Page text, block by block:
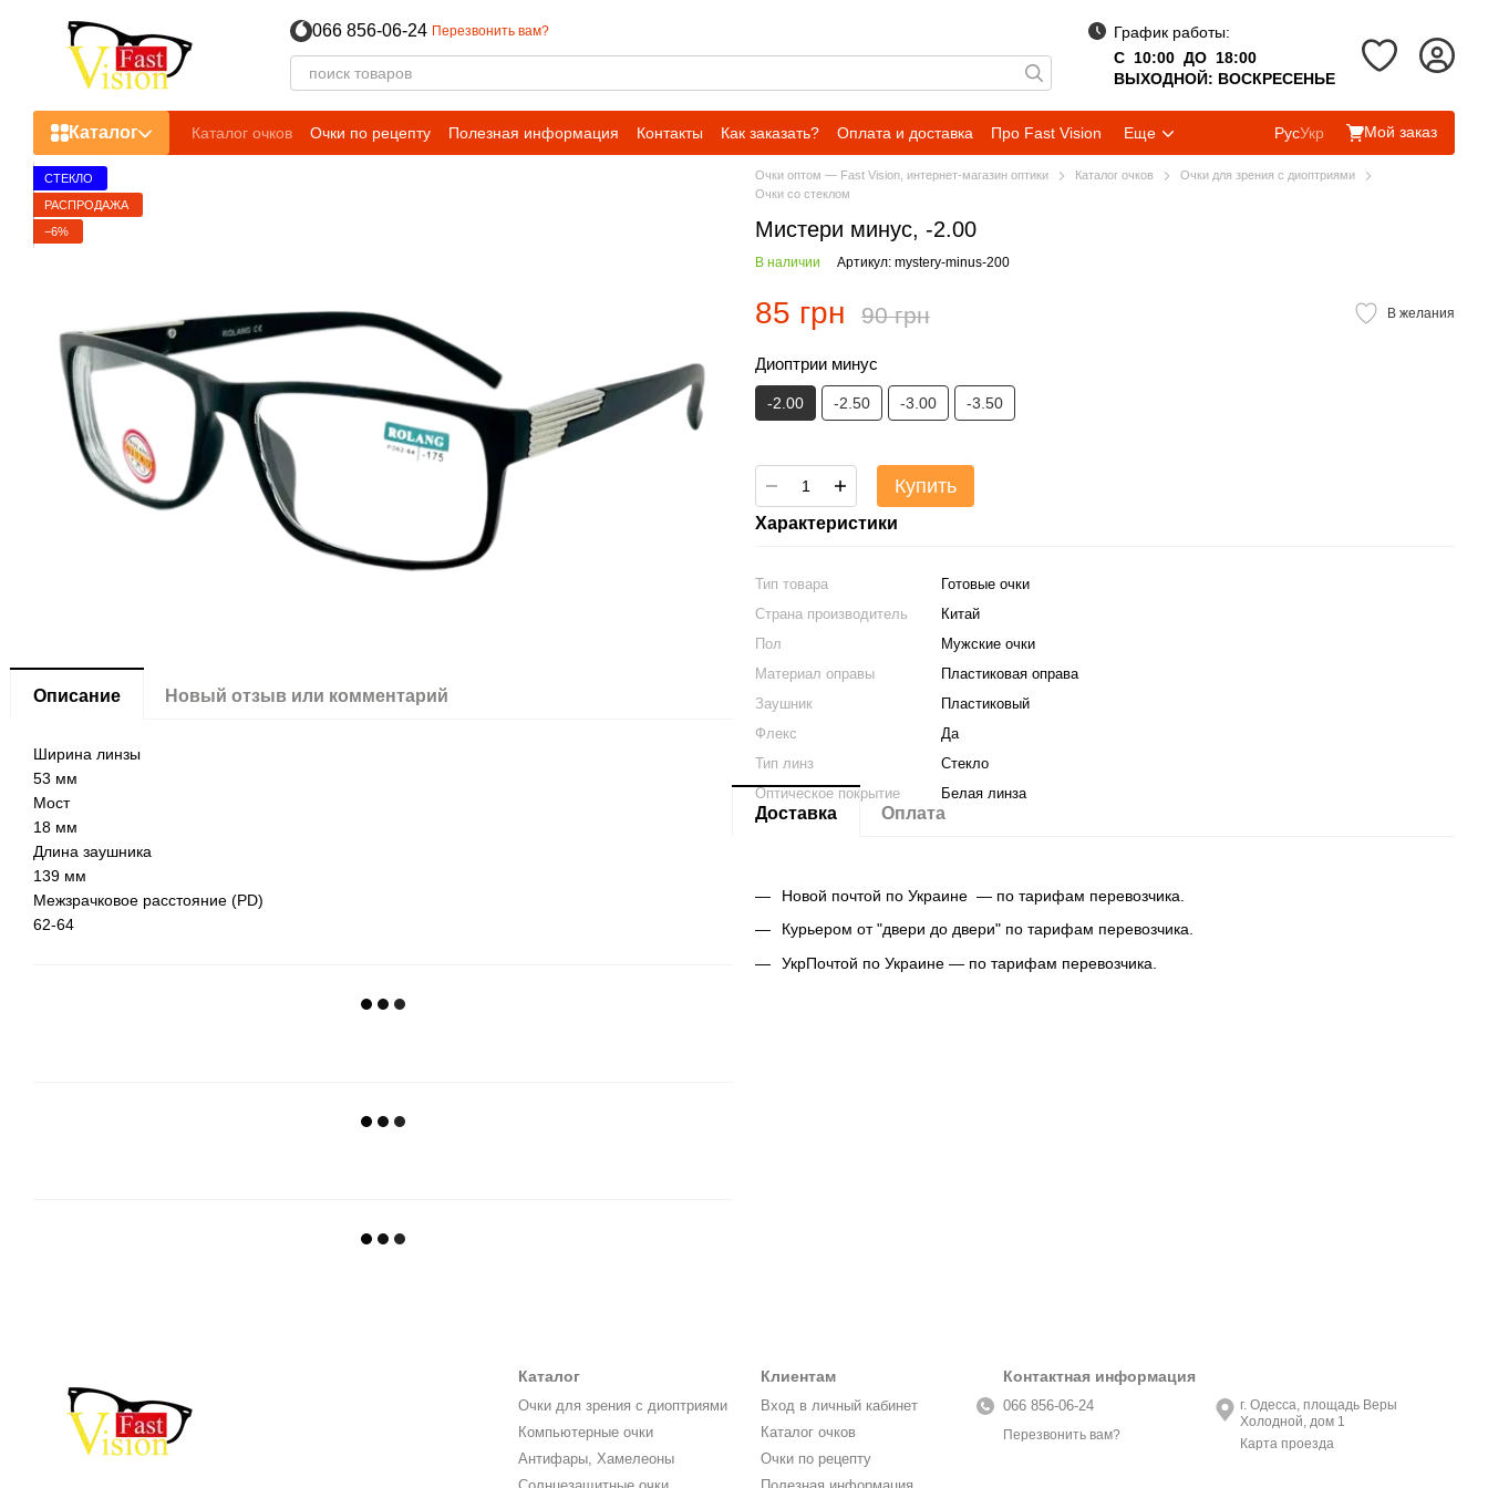
066 856-06-24 Перезвонить вам?
График работы:
С 10:00 ДО 18:00
ВЫХОДНОЙ: ВОСКРЕСЕНЬЕ
Каталог Каталог очков Очки по рецепту Полезная информация Контакты Как заказать? Оплата и доставка Про Fast Vision Еще РусУкр Мой заказ
СТЕКЛО
РАСПРОДАЖА
−6%
Описание Новый отзыв или комментарий
Ширина линзы
53 мм
Мост
18 мм
Длина заушника
139 мм
Межзрачковое расстояние (PD)
62-64
Очки оптом — Fast Vision, интернет-магазин оптики Каталог очков
Очки для зрения с диоптриями
Очки со стеклом
Мистери минус, -2.00
В наличии Артикул: mystery-minus-200
85 грн 90 грн В желания
Диоптрии минус
-2.00 -2.50 -3.00 -3.50
Купить
Характеристики
Тип товара
Готовые очки
Страна производитель
Китай
Пол
Мужские очки
Материал оправы
Пластиковая оправа
Заушник
Пластиковый
Флекс
Да
Тип линз
Стекло
Оптическое покрытие
Белая линза
Доставка Оплата
Новой почтой по Украине — по тарифам перевозчика.
Курьером от "двери до двери" по тарифам перевозчика.
УкрПочтой по Украине — по тарифам перевозчика.
Каталог
Очки для зрения с диоптриями
Компьютерные очки
Антифары, Хамелеоны
Клиентам
Вход в личный кабинет
Каталог очков
Очки по рецепту
Контактная информация
066 856-06-24
Перезвонить вам?
г. Одесса, площадь Веры
Холодной, дом 1
Карта проезда